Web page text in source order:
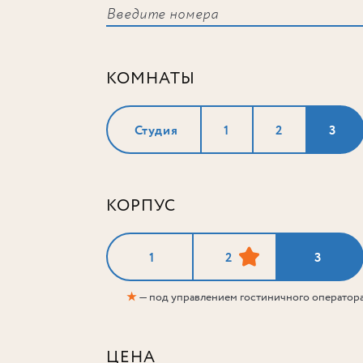
КОМНАТЫ
Студия 1 2 3
КОРПУС
1 2 3
★— под управлением гостиничного
ЦЕНА